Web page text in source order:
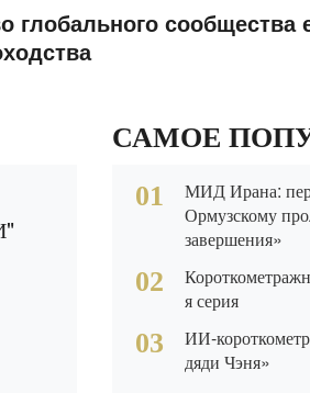
глобального
САМОЕ
01
МИД Ирана:
Ормузскому
завершения»
02
я серия
03
ИИ-
дяди Чэня»